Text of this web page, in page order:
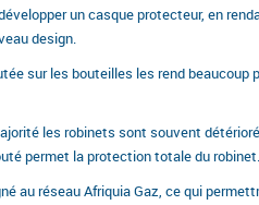
un casque protecteur, en
design.
sur les bouteilles les rend beaucoup
les robinets sont souvent
permet la protection totale du robinet.
au réseau Afriquia Gaz, ce qui